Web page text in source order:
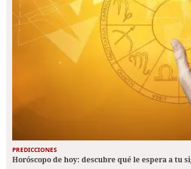
PREDICCIONES
Horóscopo de hoy: descubre qué le espera a tu